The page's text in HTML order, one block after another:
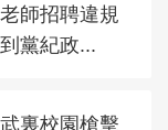
師招聘違規
黨紀政...
裏校園槍擊